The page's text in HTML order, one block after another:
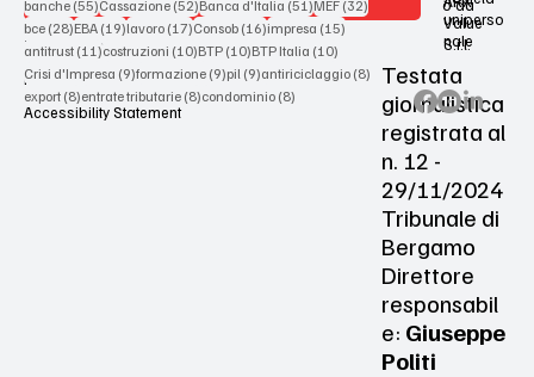
Terms & Conditions
Privacy Policy
Accessibility Statement
o da
uniperso
nale
Value
S.r.l.
Testata
giornalistica
registrata al
n. 12 -
29/11/2024
Tribunale di
Bergamo
Direttore
responsabil
e: Giuseppe
Politi
banche (55)55 post
Cassazione (52)52 post
Banca d'Italia (51)51 post
MEF (32)32 post
bce (28)28 post
EBA (19)19 post
lavoro (17)17 post
Consob (16)16 post
impresa (15)15 post
antitrust (11)11 post
costruzioni (10)10 post
BTP (10)10 post
BTP Italia (10)10 post
Crisi d'Impresa (9)9 post
formazione (9)9 post
pil (9)9 post
antiriciclaggio (8)8 post
export (8)8 post
entrate tributarie (8)8 post
condominio (8)8 post